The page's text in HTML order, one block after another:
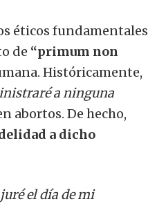
éticos fundamentales
de “primum non
Históricamente,
a ninguna
abortos. De hecho,
a dicho
el día de mi